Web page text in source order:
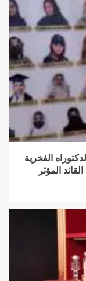
الفخرية
المؤثر